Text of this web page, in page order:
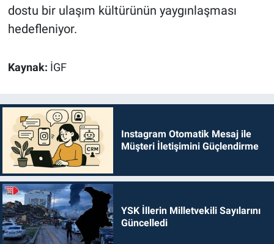
dostu bir ulaşım kültürünün yaygınlaşması
hedefleniyor.
Kaynak: İGF
Instagram Otomatik Mesaj ile
Müşteri İletişimini Güçlendirme
YSK İllerin Milletvekili Sayılarını
Güncelledi